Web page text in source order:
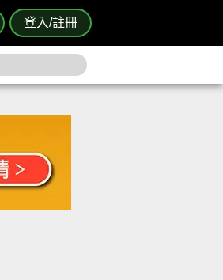
登入/註冊